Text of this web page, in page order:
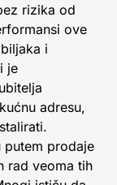
rizika od
ove
i
je
adresu,
putem prodaje
rad veoma tih